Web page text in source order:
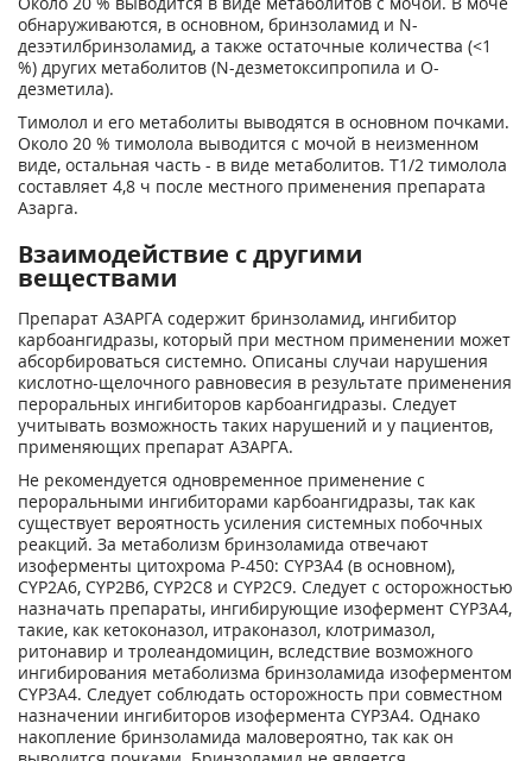
обнаруживаются, в основном, бринзоламид и N-
дезэтилбринзоламид, а также остаточные количества (<1
%) других метаболитов (N-дезметоксипропила и О-
дезметила).
Тимолол и его метаболиты выводятся в основном почками.
Около 20 % тимолола выводится с мочой в неизменном
виде, остальная часть - в виде метаболитов. Т1/2 тимолола
составляет 4,8 ч после местного применения препарата
Азарга.
Взаимодействие с другими
веществами
Препарат АЗАРГА содержит бринзоламид, ингибитор
карбоангидразы, который при местном применении может
абсорбироваться системно. Описаны случаи нарушения
кислотно-щелочного равновесия в результате применения
пероральных ингибиторов карбоангидразы. Следует
учитывать возможность таких нарушений и у пациентов,
применяющих препарат АЗАРГА.
Не рекомендуется одновременное применение с
пероральными ингибиторами карбоангидразы, так как
существует вероятность усиления системных побочных
реакций. За метаболизм бринзоламида отвечают
изоферменты цитохрома P-450: CYP3A4 (в основном),
CYP2A6, CYP2B6, CYP2C8 и CYP2C9. Следует с осторожностью
назначать препараты, ингибирующие изофермент CYP3A4,
такие, как кетоконазол, итраконазол, клотримазол,
ритонавир и тролеандомицин, вследствие возможного
ингибирования метаболизма бринзоламида изоферментом
CYP3A4. Следует соблюдать осторожность при совместном
назначении ингибиторов изофермента CYP3A4. Однако
накопление бринзоламида маловероятно, так как он